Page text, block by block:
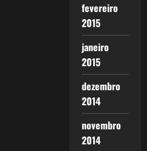
fevereiro
2015
janeiro
2015
dezembro
2014
novembro
2014